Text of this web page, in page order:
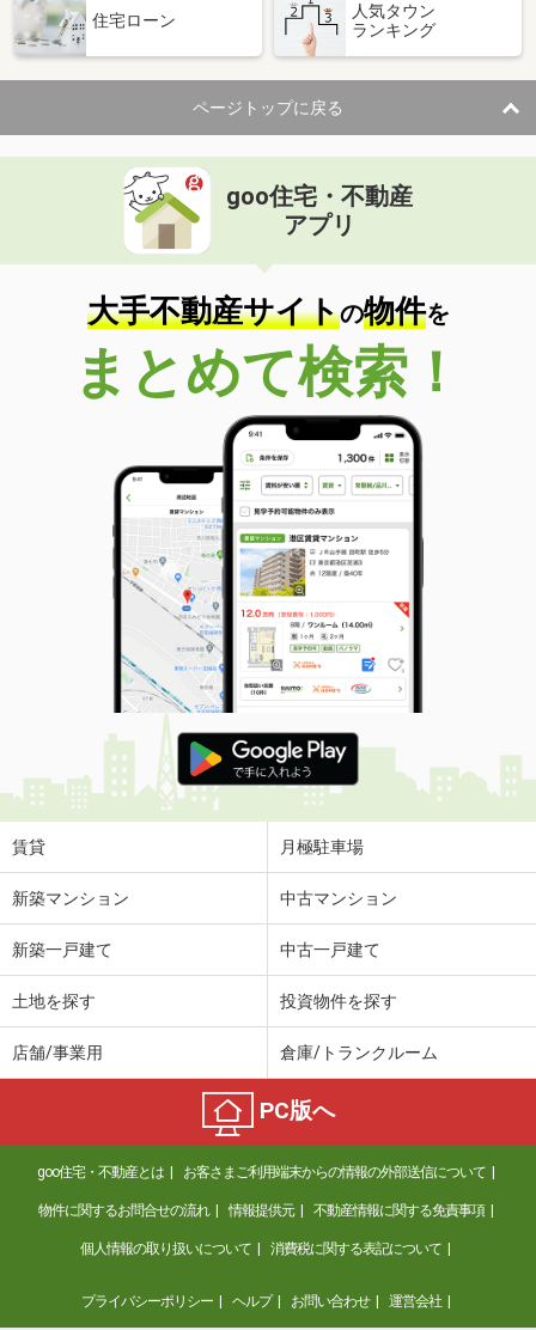
住宅ローン
人気タウン
ランキング
ページトップに戻る
goo住宅・不動産
アプリ
大手不動産サイトの物件を
まとめて検索！
賃貸 月極駐車場
新築マンション 中古マンション
新築一戸建て 中古一戸建て
土地を探す 投資物件を探す
店舗/事業用 倉庫/トランクルーム
PC版へ
goo住宅・不動産とは お客さまご利用端末からの情報の外部送信について
物件に関するお問合せの流れ 情報提供元 不動産情報に関する免責事項
個人情報の取り扱いについて 消費税に関する表記について
プライバシーポリシー ヘルプ お問い合わせ 運営会社